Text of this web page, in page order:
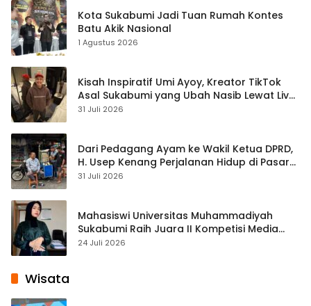
Kota Sukabumi Jadi Tuan Rumah Kontes
Batu Akik Nasional
1 Agustus 2026
Kisah Inspiratif Umi Ayoy, Kreator TikTok
Asal Sukabumi yang Ubah Nasib Lewat Live
Streaming
31 Juli 2026
Dari Pedagang Ayam ke Wakil Ketua DPRD,
H. Usep Kenang Perjalanan Hidup di Pasar
Cisaat
31 Juli 2026
Mahasiswi Universitas Muhammadiyah
Sukabumi Raih Juara II Kompetisi Media
Pembelajaran Digital Tingkat Internasional
24 Juli 2026
Wisata